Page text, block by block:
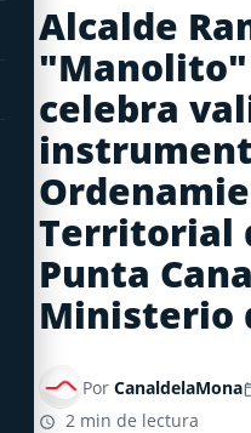
Alcalde
"Manolito"
celebra
Territorial
Punta
Ministerio
Por CanaldelaMona
2 min de lectura